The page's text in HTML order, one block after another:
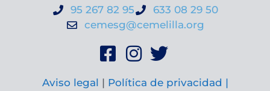
95 267 82 95
633 08 29 50
cemesg@cemelilla.org
Aviso legal | Política de privacidad |